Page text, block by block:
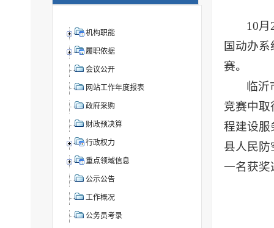
机构职能
履职依据
会议公开
网站工作年度报表
政府采购
财政预决算
行政权力
重点领域信息
公示公告
工作概况
公务员考录
10
国动办
赛。
临沂
竞赛中取
程建设服
县人民防
一名获奖